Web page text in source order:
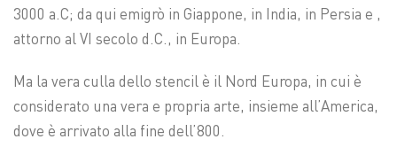
3000 a.C; da qui emigrò in Giappone, in India, in Persia e ,
attorno al VI secolo d.C., in Europa.
Ma la vera culla dello stencil è il Nord Europa, in cui è
considerato una vera e propria arte, insieme all’America,
dove è arrivato alla fine dell’800.